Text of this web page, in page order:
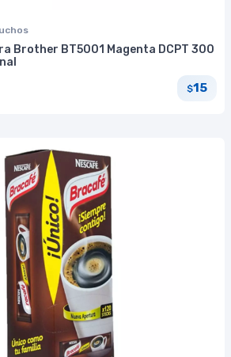
Brother BT5001 Magenta DCPT 300
$15